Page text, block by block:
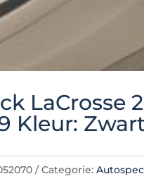
LaCrosse
Kleur:
Categorie: